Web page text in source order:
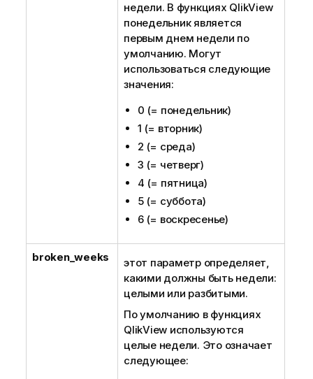
недели. В функциях QlikView
понедельник является
первым днем недели по
умолчанию. Могут
использоваться следующие
значения:
0 (= понедельник)
1 (= вторник)
2 (= среда)
3 (= четверг)
4 (= пятница)
5 (= суббота)
6 (= воскресенье)
broken_weeks
этот параметр определяет,
какими должны быть недели:
целыми или разбитыми.
По умолчанию в функциях
QlikView используются
целые недели. Это означает
следующее: